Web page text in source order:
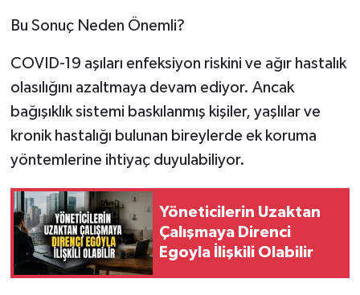
Bu Sonuç Neden Önemli?
COVID-19 aşıları enfeksiyon riskini ve ağır hastalık
olasılığını azaltmaya devam ediyor. Ancak
bağışıklık sistemi baskılanmış kişiler, yaşlılar ve
kronik hastalığı bulunan bireylerde ek koruma
yöntemlerine ihtiyaç duyulabiliyor.
Yöneticilerin Uzaktan
Çalışmaya Direnci
Egoyla İlişkili Olabilir